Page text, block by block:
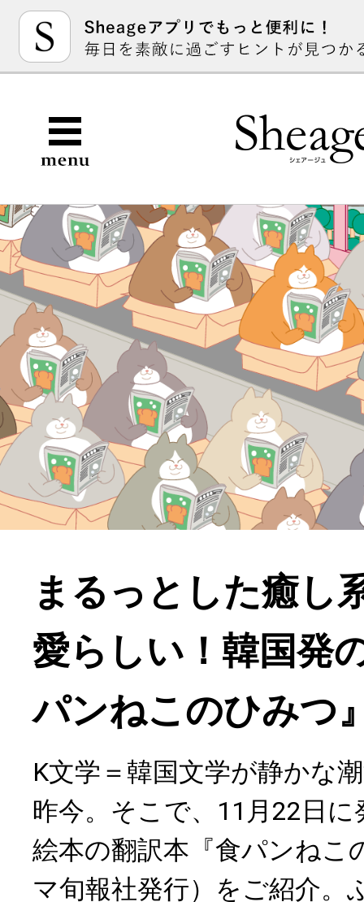
まるっとした癒し
愛らしい！韓国発
パンねこのひみつ
K文学＝韓国文学が静かな
昨今。そこで、11月22日
絵本の翻訳本『食パンねこ
マ旬報社発行）をご紹介。